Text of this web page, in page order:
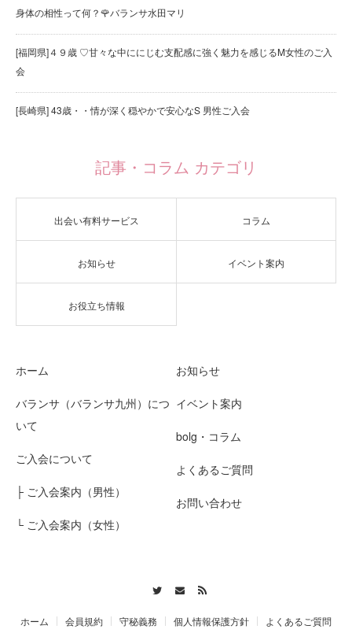
身体の相性って何？🌹バランサ水田マリ
[福岡県]４９歳 ♡甘々な中ににじむ支配感に強く魅力を感じるM女性のご入
会
[長崎県] 43歳・・情が深く穏やかで安心なS 男性ご入会
記事・コラム カテゴリ
出会い有料サービス コラム
お知らせ イベント案内
お役立ち情報
ホーム
バランサ（バランサ九州）につ
いて
ご入会について
├ ご入会案内（男性）
└ ご入会案内（女性）
お知らせ
イベント案内
bolg・コラム
よくあるご質問
お問い合わせ
ホーム 会員規約 守秘義務 個人情報保護方針 よくあるご質問